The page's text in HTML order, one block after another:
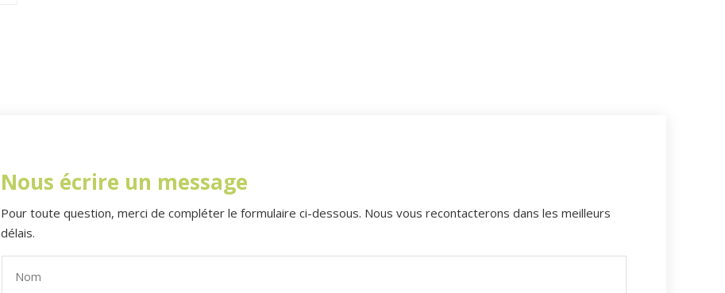
Nous écrire un message
Pour toute question, merci de compléter le formulaire ci-dessous. Nous vous recontacterons dans les meilleurs
délais.